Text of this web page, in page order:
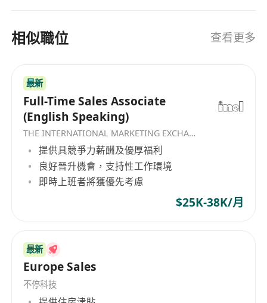
以及環境試驗箱解決方案等產品線上取得了重要進
如9系列、SM-BUS系列產品和溫箱一體機等，並且
不斷擴展智慧實驗室解決方案和雲端LIMS及AI數據
分析服務，致力於為全球電池生產企業、新能源生
產企業、儲能電池、國家質檢部門、院校及科研機
構提供全面的產品及服務支援。 Since its
establishment in 1998, NEWARE New Will has
been committed to becoming an innovative
technology. Leveraging over 24 years of
performance testing solutions for battery
testing systems, cell differentiation systems,
smart laboratory systems, and related
automation equipment, primarily applied in
相似職位 查看更多
最新
Full-Time Sales Associate
(English Speaking)
THE INTERNATIONAL MARKETING EXCHANGE LIMITED
提供具競爭力薪酬及優厚福利
良好晉升機會，支持性工作環境
即時上班者將獲優先考慮
$25K-38K/月
最新
Europe Sales
不停科技